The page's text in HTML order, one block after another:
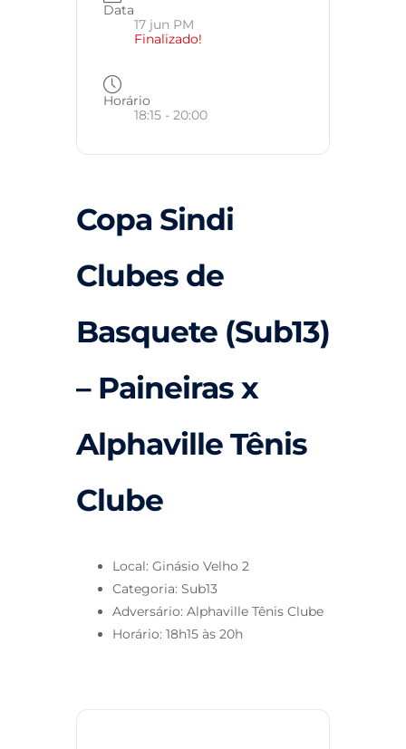
Data
17 jun PM
Finalizado!
Horário
18:15 - 20:00
Copa Sindi
Clubes de
Basquete (Sub13)
– Paineiras x
Alphaville Tênis
Clube
Local: Ginásio Velho 2
Categoria: Sub13
Adversário: Alphaville Tênis Clube
Horário: 18h15 às 20h